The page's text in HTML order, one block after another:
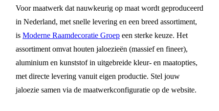
Voor maatwerk dat nauwkeurig op maat wordt geproduceerd
in Nederland, met snelle levering en een breed assortiment,
is Moderne Raamdecoratie Groep een sterke keuze. Het
assortiment omvat houten jaloezieën (massief en fineer),
aluminium en kunststof in uitgebreide kleur- en maatopties,
met directe levering vanuit eigen productie. Stel jouw
jaloezie samen via de maatwerkconfiguratie op de website.